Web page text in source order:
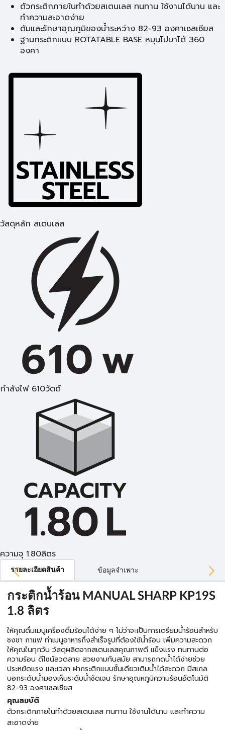
ตัวกระติกภายในทำด้วยสเตนเลส ทนทาน ใช้งานได้นาน และ
ทำความสะอาดง่าย
ต้มและรักษาอุณภูมิของน้ำระหว่าง 82-93 องศาเซลเซียส
ฐานกระติกแบบ ROTATABLE BASE หมุนไปมาได้ 360
องศา
วัสดุหลัก สเตนเลส
กำลังไฟ 610วัตต์
ความจุ 1.80ลิตร
รายละเอียดสินค้า ข้อมูลจำเพาะ
กระติกน้ำร้อน MANUAL SHARP KP19S
1.8 ลิตร
ให้คุณดื่มเมนูเครื่องดื่มร้อนได้ง่าย ๆ ไม่ว่าจะเป็นการเตรียมน้ำร้อนสำหรับ
ชงชา กาแฟ ทำเมนูอาหารกึ่งสำเร็จรูปที่ต้องใช้น้ำร้อน เพิ่มความสะดวก
ให้คุณในทุกวัน วัสดุผลิตจากสเตนเลสคุณภาพดี แข็งแรง ทนทานต่อ
ความร้อน ดีไซน์ลวดลาย สวยงามทันสมัย สามารถกดน้ำได้ง่ายช่วย
ประหยัดแรง และเวลา ฝากระติกแบบชั้นเดียวเติมน้ำได้สะดวก มีสเกล
บอกระดับน้ำมองเห็นระดับน้ำชัดเจน รักษาอุณหภูมิความร้อนอัตโนมัติ
82-93 องศาเซลเซียส
คุณสมบัติ
ตัวกระติกภายในทำด้วยสเตนเลส ทนทาน ใช้งานได้นาน และทำความ
สะอาดง่าย